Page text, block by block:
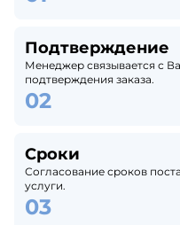
Подтверждение
Менеджер связывается с
подтверждения заказа.
Сроки
Согласование сроков
услуги.